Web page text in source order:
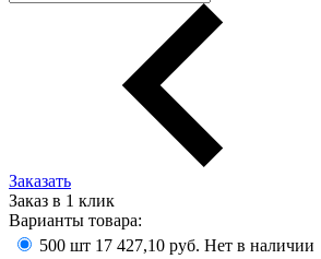
Заказать
Заказ в 1 клик
Варианты товара:
500 шт 17 427,10 руб. Нет в наличии